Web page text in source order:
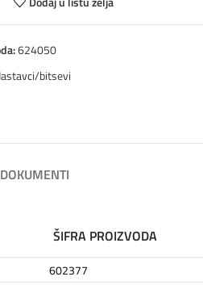
624050
bitsevi
DOKUMENTI
ŠIFRA PROIZVODA
602377